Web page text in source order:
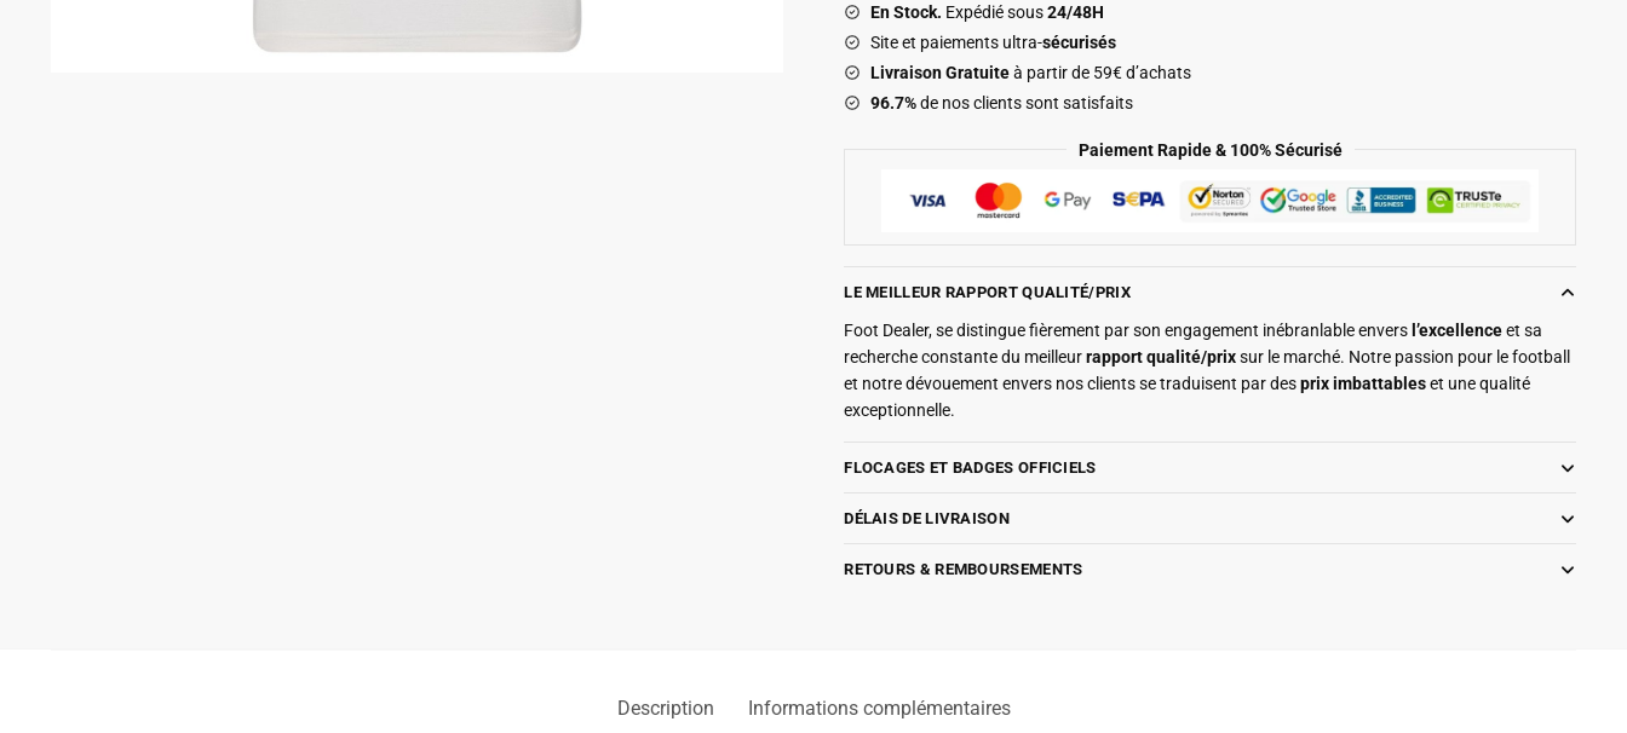
2027
En Stock. Expédié sous24/48H
Site et paiements ultra-sécurisés
Livraison Gratuiteà partir de 59€ d’achats
96.7%de nos clients sont satisfaits
Paiement Rapide & 100% Sécurisé
LE MEILLEUR RAPPORT QUALITÉ/PRIX
Foot Dealer, se distingue fièrement par son engagement inébranlable envers l’excellenceet sa
recherche constante du meilleurrapport qualité/prixsur le marché. Notre passion pour le football
et notre dévouement envers nos clients se traduisent par desprix imbattableset une qualité
exceptionnelle.
FLOCAGES ET BADGES OFFICIELS
DÉLAIS DE LIVRAISON
RETOURS & REMBOURSEMENTS
Description Informations complémentaires